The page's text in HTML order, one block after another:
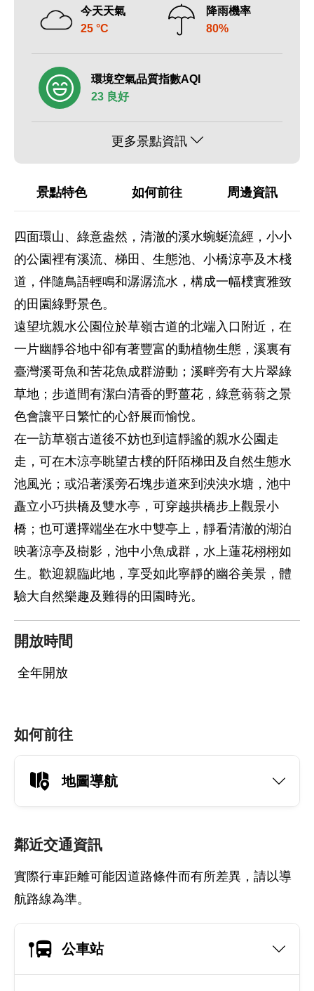
今天天氣
25 °C
降雨機率
80%
環境空氣品質指數AQI
23 良好
更多景點資訊
景點特色 如何前往 周邊資訊
四面環山、綠意盎然，清澈的溪水蜿蜒流經，小小
的公園裡有溪流、梯田、生態池、小橋涼亭及木棧
道，伴隨鳥語輕鳴和潺潺流水，構成一幅樸實雅致
的田園綠野景色。
遠望坑親水公園位於草嶺古道的北端入口附近，在
一片幽靜谷地中卻有著豐富的動植物生態，溪裏有
臺灣溪哥魚和苦花魚成群游動；溪畔旁有大片翠綠
草地；步道間有潔白清香的野薑花，綠意蓊蓊之景
色會讓平日繁忙的心舒展而愉悅。
在一訪草嶺古道後不妨也到這靜謐的親水公園走
走，可在木涼亭眺望古樸的阡陌梯田及自然生態水
池風光；或沿著溪旁石塊步道來到泱泱水塘，池中
矗立小巧拱橋及雙水亭，可穿越拱橋步上觀景小
橋；也可選擇端坐在水中雙亭上，靜看清澈的湖泊
映著涼亭及樹影，池中小魚成群，水上蓮花栩栩如
生。歡迎親臨此地，享受如此寧靜的幽谷美景，體
驗大自然樂趣及難得的田園時光。
開放時間
全年開放
如何前往
地圖導航
鄰近交通資訊
實際行車距離可能因道路條件而有所差異，請以導
航路線為準。
公車站